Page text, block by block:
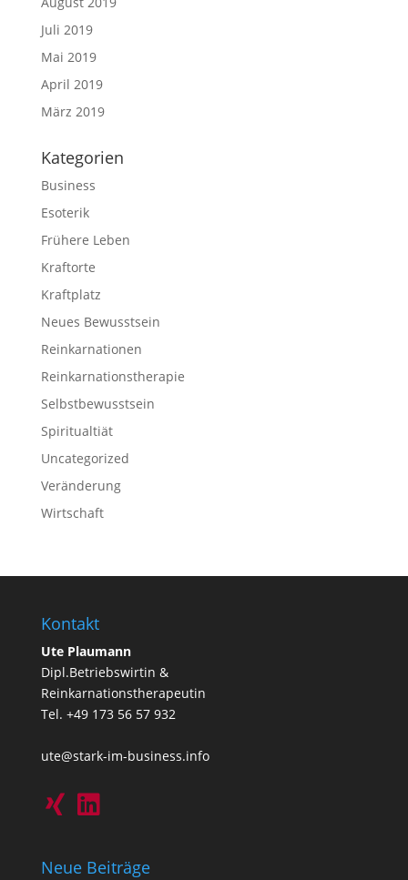
Juli 2019
Mai 2019
April 2019
März 2019
Kategorien
Business
Esoterik
Frühere Leben
Kraftorte
Kraftplatz
Neues Bewusstsein
Reinkarnationen
Reinkarnations­therapie
Selbstbewusstsein
Spiritualtiät
Uncategorized
Veränderung
Wirtschaft
Kontakt
Ute Plaumann
Dipl.Betriebswirtin &
Reinkarnationstherapeutin
Tel. +49 173 56 57 932
ute@stark-im-business.info
Neue Beiträge